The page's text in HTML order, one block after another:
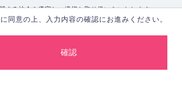
する法令を遵守し、適切な取り扱いをいたします。
正に個人情報を取得いたします。
に同意の上、入力内容の確認にお進みください。